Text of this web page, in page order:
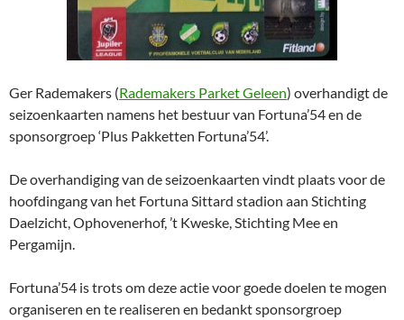
Ger Rademakers (Rademakers Parket Geleen) overhandigt de
seizoenkaarten namens het bestuur van Fortuna’54 en de
sponsorgroep ‘Plus Pakketten Fortuna’54’.
De overhandiging van de seizoenkaarten vindt plaats voor de
hoofdingang van het Fortuna Sittard stadion aan Stichting
Daelzicht, Ophovenerhof, ’t Kweske, Stichting Mee en
Pergamijn.
Fortuna’54 is trots om deze actie voor goede doelen te mogen
organiseren en te realiseren en bedankt sponsorgroep